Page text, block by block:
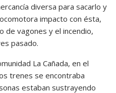
diversa para sacarlo y
impacto con ésta,
de vagones y el incendio,
pasado.
La Cañada, en el
trenes se encontraba
estaban sustrayendo